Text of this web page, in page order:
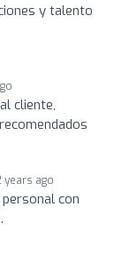
y talento
cliente,
years ago
con